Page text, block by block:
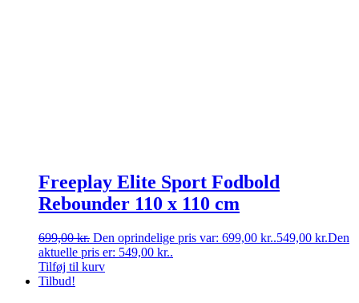
Freeplay Elite Sport Fodbold
Rebounder 110 x 110 cm
699,00kr. Den oprindelige pris var: 699,00 kr..549,00 kr.Den
aktuelle pris er: 549,00 kr..
Tilføj til kurv
Tilbud!